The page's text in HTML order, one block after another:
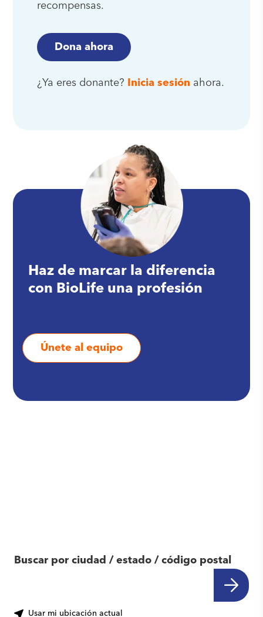
recompensas.
Dona ahora
¿Ya eres donante? Inicia sesión ahora.
Haz de marcar la diferencia
con BioLife una profesión
Únete al equipo
Buscar por ciudad / estado / código postal
Usar mi ubicación actual